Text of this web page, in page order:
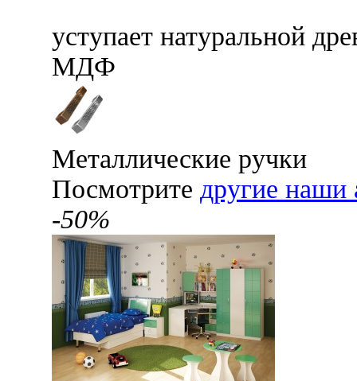
уступает натуральной
МДФ
Металлические ручки
Посмотрите другие наши
-50%